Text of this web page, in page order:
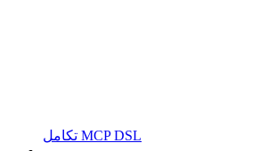
تكامل MCP DSL